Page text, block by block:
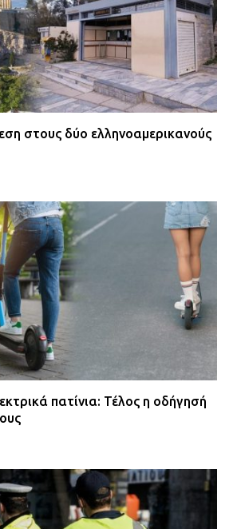
στους δύο ελληνοαμερικανούς
πατίνια: Τέλος η οδήγησή